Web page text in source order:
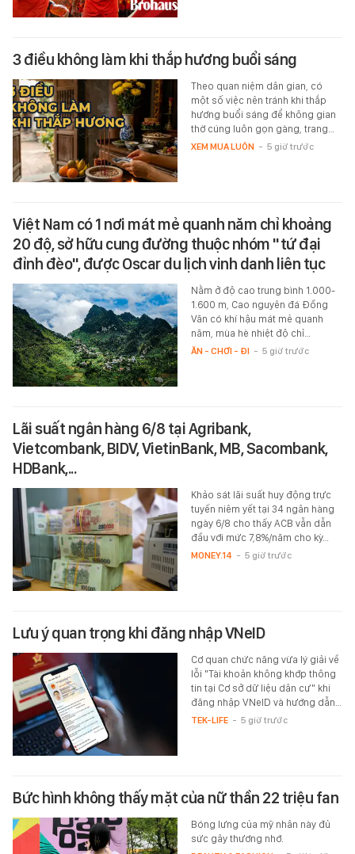
3 điều không làm khi thắp hương buổi sáng
Theo quan niệm dân gian, có
một số việc nên tránh khi thắp
hương buổi sáng để không gian
thờ cúng luôn gọn gàng, trang…
XEM MUA LUÔN - 5 giờ trước
Việt Nam có 1 nơi mát mẻ quanh năm chỉ khoảng
20 độ, sở hữu cung đường thuộc nhóm "tứ đại
đỉnh đèo", được Oscar du lịch vinh danh liên tục
Nằm ở độ cao trung bình 1.000-
1.600 m, Cao nguyên đá Đồng
Văn có khí hậu mát mẻ quanh
năm, mùa hè nhiệt độ chỉ…
ĂN - CHƠI - ĐI - 5 giờ trước
Lãi suất ngân hàng 6/8 tại Agribank,
Vietcombank, BIDV, VietinBank, MB, Sacombank,
HDBank,...
Khảo sát lãi suất huy động trực
tuyến niêm yết tại 34 ngân hàng
ngày 6/8 cho thấy ACB vẫn dẫn
đầu với mức 7,8%/năm cho kỳ…
MONEY.14 - 5 giờ trước
Lưu ý quan trọng khi đăng nhập VNeID
Cơ quan chức năng vừa lý giải về
lỗi "Tài khoản không khớp thông
tin tại Cơ sở dữ liệu dân cư" khi
đăng nhập VNeID và hướng dẫn…
TEK-LIFE - 5 giờ trước
Bức hình không thấy mặt của nữ thần 22 triệu fan
Bóng lưng của mỹ nhân này đủ
sức gây thương nhớ.